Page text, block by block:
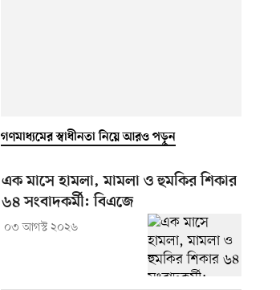
গণমাধ্যমের স্বাধীনতা নিয়ে আরও পড়ুন
এক মাসে হামলা, মামলা ও হুমকির শিকার
৬৪ সংবাদকর্মী: বিএজে
০৩ আগস্ট ২০২৬